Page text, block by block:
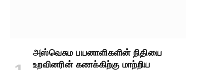
அஸ்வெசும பயனாளிகளின் நிதியை
உறவினரின் கணக்கிற்கு மாற்றிய